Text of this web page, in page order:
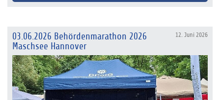
12. Juni 2026
03.06.2026 Behördenmarathon 2026
Maschsee Hannover